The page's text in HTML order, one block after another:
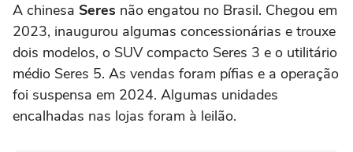
A chinesa Seres não engatou no Brasil. Chegou em
2023, inaugurou algumas concessionárias e trouxe
dois modelos, o SUV compacto Seres 3 e o utilitário
médio Seres 5. As vendas foram pífias e a operação
foi suspensa em 2024. Algumas unidades
encalhadas nas lojas foram à leilão.